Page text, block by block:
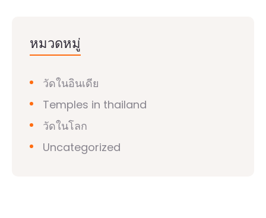
หมวดหมู่
วัดในอินเดีย
Temples in thailand
วัดในโลก
Uncategorized